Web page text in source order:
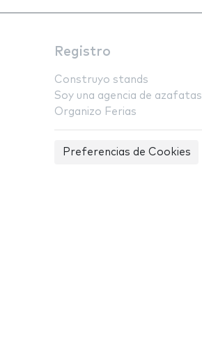
Registro
Construyo stands
Soy una agencia de azafatas
Organizo Ferias
Preferencias de Cookies